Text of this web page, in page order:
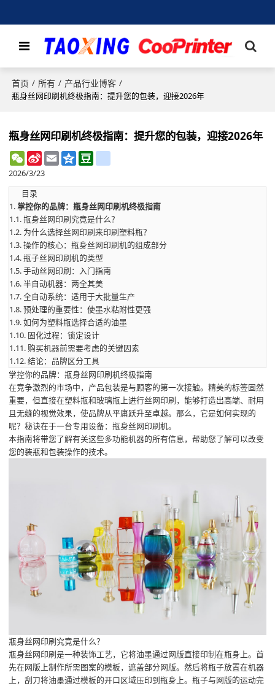
首页 / 所有 / 产品行业博客 /
瓶身丝网印刷机终极指南：提升您的包装，迎接2026年
瓶身丝网印刷机终极指南：提升您的包装，迎接2026年
WeChat
Sina
Weibo
EmailQzone
2026/3/23
目录
1.掌控你的品牌：瓶身丝网印刷机终极指南
1.1.瓶身丝网印刷究竟是什么？
1.2. 为什么选择丝网印刷来印刷塑料瓶？
1.3.操作的核心：瓶身丝网印刷机的组成部分
1.4.瓶子丝网印刷机的类型
1.5.手动丝网印刷：入门指南
1.6.半自动机器：两全其美
1.7.全自动系统：适用于大批量生产
1.8.预处理的重要性：使墨水粘附性更强
1.9.如何为塑料瓶选择合适的油墨
1.10. 固化过程：锁定设计
1.11. 购买机器前需要考虑的关键因素
1.12.结论：品牌区分工具
掌控你的品牌：瓶身丝网印刷机终极指南
在竞争激烈的市场中，产品包装是与顾客的第一次接触。精美的标签固然
重要，但直接在塑料瓶和玻璃瓶上进行丝网印刷，能够打造出高端、耐用
且无缝的视觉效果，使品牌从平庸跃升至卓越。那么，它是如何实现的
呢？秘诀在于一台专用设备：瓶身丝网印刷机。
本指南将带您了解有关这些多功能机器的所有信息，帮助您了解可以改变
您的装瓶和包装操作的技术。
瓶身丝网印刷究竟是什么？
瓶身丝网印刷是一种装饰工艺，它将油墨通过网版直接印制在瓶身上。首
先在网版上制作所需图案的模板，遮盖部分网版。然后将瓶子放置在机器
上，刮刀将油墨通过模板的开口区域压印到瓶身上。瓶子与网版的运动完